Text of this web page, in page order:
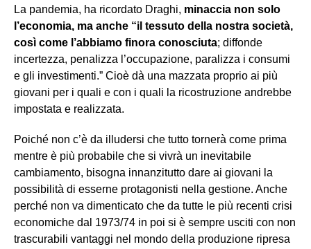
La pandemia, ha ricordato Draghi, minaccia non solo
l’economia, ma anche “il tessuto della nostra società,
così come l’abbiamo finora conosciuta; diffonde
incertezza, penalizza l’occupazione, paralizza i consumi
e gli investimenti.” Cioè dà una mazzata proprio ai più
giovani per i quali e con i quali la ricostruzione andrebbe
impostata e realizzata.
Poiché non c’è da illudersi che tutto tornerà come prima
mentre è più probabile che si vivrà un inevitabile
cambiamento, bisogna innanzitutto dare ai giovani la
possibilità di esserne protagonisti nella gestione. Anche
perché non va dimenticato che da tutte le più recenti crisi
economiche dal 1973/74 in poi si è sempre usciti con non
trascurabili vantaggi nel mondo della produzione ripresa